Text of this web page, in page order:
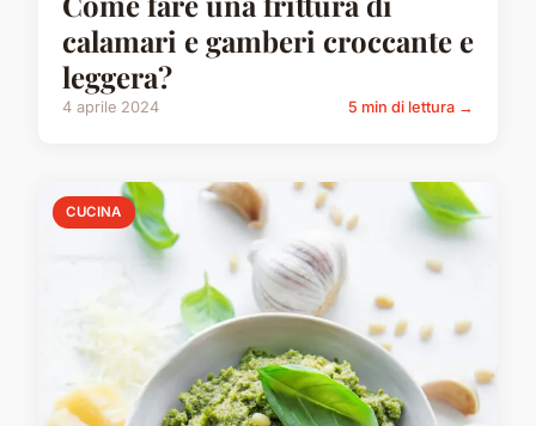
calamari e gamberi croccante e
leggera?
4 aprile 2024 5 min di lettura →
CUCINA